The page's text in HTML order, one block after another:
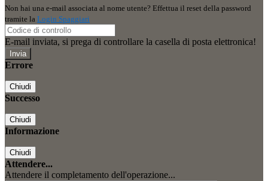
Non hai una e-mail associata al nome utente? Effettua il reset della password
tramite la Login Spaggiari
E-mail inviata, si prega di controllare la casella di posta elettronica!
Errore
Chiudi
Successo
Chiudi
Informazione
Chiudi
Attendere...
Attendere il completamento dell'operazione...